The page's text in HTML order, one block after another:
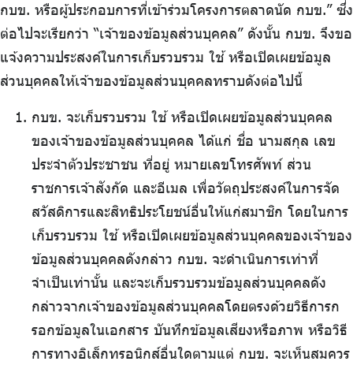
กบข. หรือผู้ประกอบการที่เข้าร่วมโครงการตลาดนัด กบข.” ซึ่ง
ต่อไปจะเรียกว่า “เจ้าของข้อมูลส่วนบุคคล” ดังนั้น กบข. จึงขอ
แจ้งความประสงค์ในการเก็บรวบรวม ใช้ หรือเปิดเผยข้อมูล
ส่วนบุคคลให้เจ้าของข้อมูลส่วนบุคคลทราบดังต่อไปนี้
กบข. จะเก็บรวบรวม ใช้ หรือเปิดเผยข้อมูลส่วนบุคคล
ของเจ้าของข้อมูลส่วนบุคคล ได้แก่ ชื่อ นามสกุล เลข
ประจำตัวประชาชน ที่อยู่ หมายเลขโทรศัพท์ ส่วน
ราชการเจ้าสังกัด และอีเมล เพื่อวัตถุประสงค์ในการจัด
สวัสดิการและสิทธิประโยชน์อื่นให้แก่สมาชิก โดยในการ
เก็บรวบรวม ใช้ หรือเปิดเผยข้อมูลส่วนบุคคลของเจ้าของ
ข้อมูลส่วนบุคคลดังกล่าว กบข. จะดำเนินการเท่าที่
จำเป็นเท่านั้น และจะเก็บรวบรวมข้อมูลส่วนบุคคลดัง
กล่าวจากเจ้าของข้อมูลส่วนบุคคลโดยตรงด้วยวิธีการก
รอกข้อมูลในเอกสาร บันทึกข้อมูลเสียงหรือภาพ หรือวิธี
การทางอิเล็กทรอนิกส์อื่นใดตามแต่ กบข. จะเห็นสมควร